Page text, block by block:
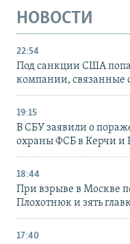
НОВОСТИ
22:54
Под санкции США
компании, связанные
19:15
В СБУ заявили о
охраны ФСБ в Керчи и
18:44
При взрыве в Москве
Плохотнюк и зять
17:40